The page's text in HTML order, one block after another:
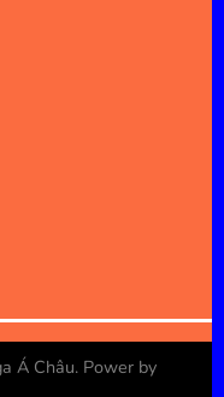
Á Châu. Power by